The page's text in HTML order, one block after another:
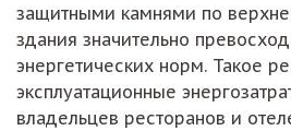
защитными камнями по
здания значительно
энергетических норм. Такое
эксплуатационные
владельцев ресторанов и